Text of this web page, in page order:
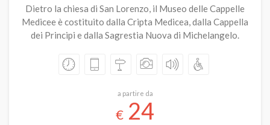
Dietro la chiesa di San Lorenzo, il Museo delle Cappelle
Medicee è costituito dalla Cripta Medicea, dalla Cappella
dei Principi e dalla Sagrestia Nuova di Michelangelo.
a partire da
€ 24